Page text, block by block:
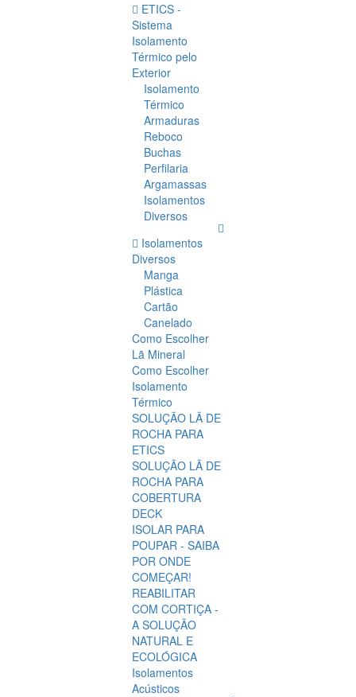
ETICS -
Sistema
Isolamento
Térmico pelo
Exterior
Isolamento
Térmico
Armaduras
Reboco
Buchas
Perfilaria
Argamassas
Isolamentos
Diversos
Isolamentos
Diversos
Manga
Plástica
Cartão
Canelado
Como Escolher
Lã Mineral
Como Escolher
Isolamento
Térmico
SOLUÇÃO LÃ DE
ROCHA PARA
ETICS
SOLUÇÃO LÃ DE
ROCHA PARA
COBERTURA
DECK
ISOLAR PARA
POUPAR - SAIBA
POR ONDE
COMEÇAR!
REABILITAR
COM CORTIÇA -
A SOLUÇÃO
NATURAL E
ECOLÓGICA
Isolamentos
Acústicos